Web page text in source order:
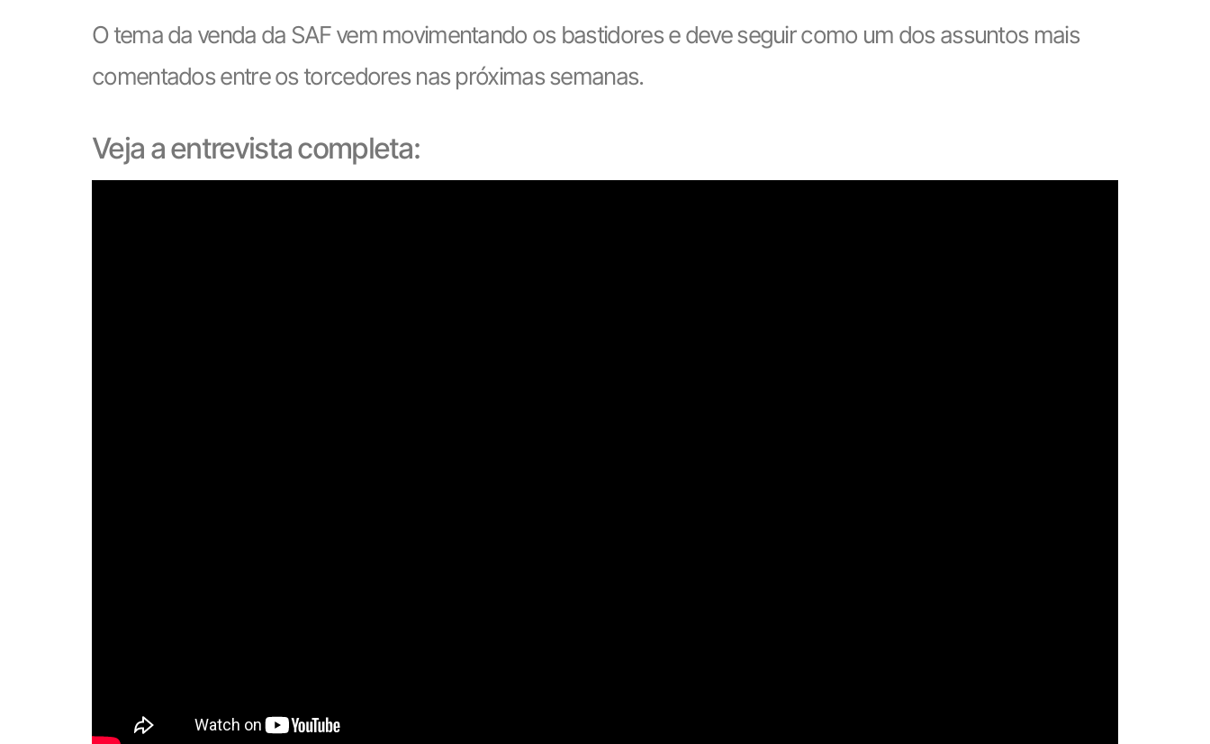
O tema da venda da SAF vem movimentando os bastidores e deve seguir como um dos assuntos mais
comentados entre os torcedores nas próximas semanas.
Veja a entrevista completa: